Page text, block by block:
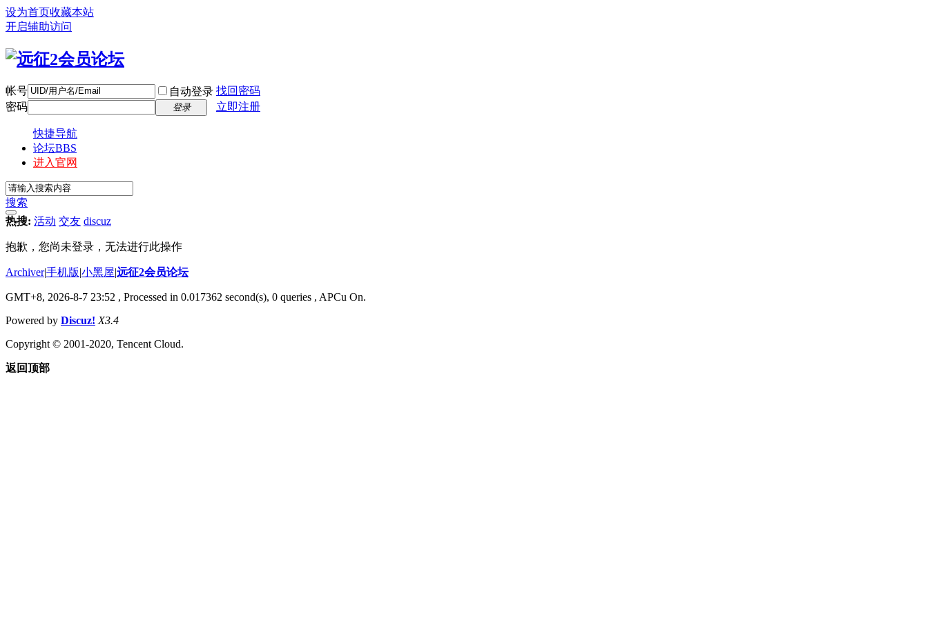
设为首页收藏本站
开启辅助访问
帐号 自动登录 找回密码
密码
登录 立即注册
快捷导航
论坛BBS
进入官网
搜索
热搜: 活动 交友 discuz
抱歉，您尚未登录，无法进行此操作
Archiver|手机版|小黑屋|远征2会员论坛
GMT+8, 2026-8-7 23:52 , Processed in 0.017362 second(s), 0 queries , APCu On.
Powered by Discuz! X3.4
Copyright © 2001-2020, Tencent Cloud.
返回顶部